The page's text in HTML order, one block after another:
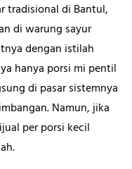
tradisional di Bantul,
di warung sayur
dengan istilah
hanya porsi mi pentil
di pasar sistemnya
Namun, jika
per porsi kecil